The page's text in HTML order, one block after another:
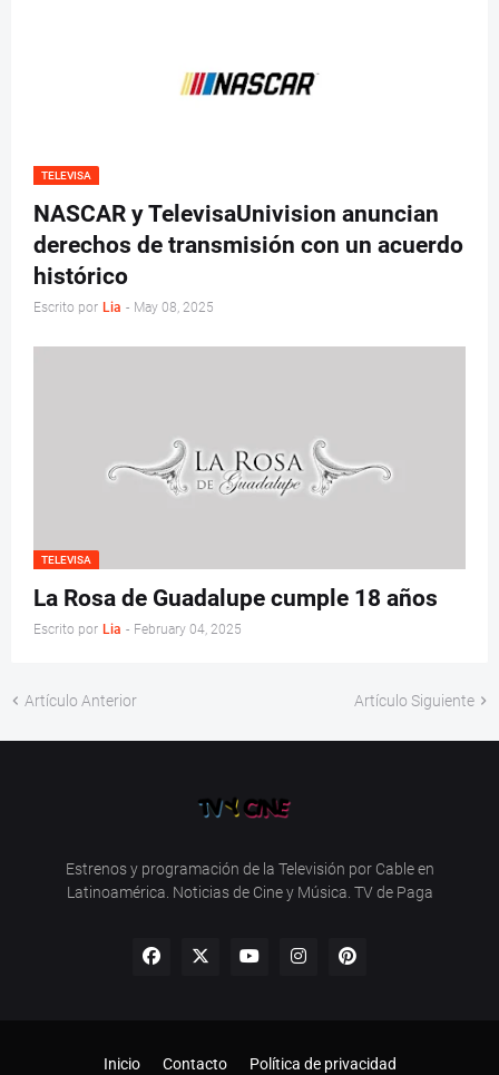
TELEVISA
NASCAR y TelevisaUnivision anuncian
derechos de transmisión con un acuerdo
histórico
Escrito por Lia - May 08, 2025
TELEVISA
La Rosa de Guadalupe cumple 18 años
Escrito por Lia - February 04, 2025
Artículo Anterior Artículo Siguiente
Estrenos y programación de la Televisión por Cable en
Latinoamérica. Noticias de Cine y Música. TV de Paga
Inicio Contacto Política de privacidad